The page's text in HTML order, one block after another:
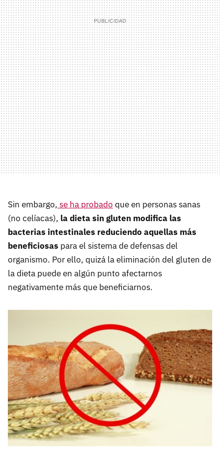
Sin embargo, se ha probado que en personas sanas
(no celíacas), la dieta sin gluten modifica las
bacterias intestinales reduciendo aquellas más
beneficiosas para el sistema de defensas del
organismo. Por ello, quizá la eliminación del gluten de
la dieta puede en algún punto afectarnos
negativamente más que beneficiarnos.